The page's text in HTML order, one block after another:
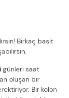
Birkaç basit
günleri saat
oluşan bir
Bir kolon